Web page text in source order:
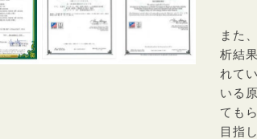
また
析結
れて
いる
ても
目指